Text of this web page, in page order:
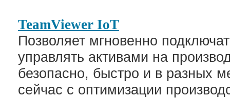
TeamViewer IoT
Позволяет мгновенно
управлять активами на
безопасно, быстро и в разных
сейчас с оптимизации